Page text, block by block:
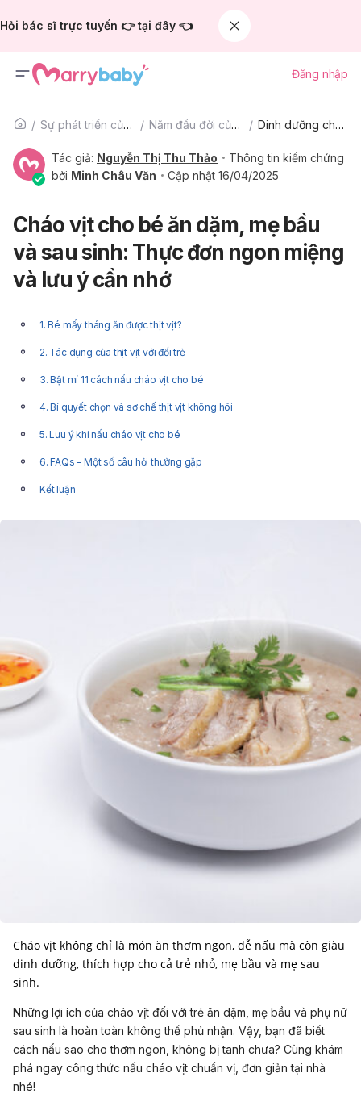
Hỏi bác sĩ trực tuyến 👉 tại đây 👈
Đăng nhập
Sự phát triển của trẻ Năm đầu đời của bé Dinh dưỡng cho bé
Tác giả: Nguyễn Thị Thu Thảo
Thông tin kiểm chứng
bởi Minh Châu Văn Cập nhật 16/04/2025
Cháo vịt cho bé ăn dặm, mẹ bầu
và sau sinh: Thực đơn ngon miệng
và lưu ý cần nhớ
1. Bé mấy tháng ăn được thịt vịt?
2. Tác dụng của thịt vịt với đối trẻ
3. Bật mí 11 cách nấu cháo vịt cho bé
4. Bí quyết chọn và sơ chế thịt vịt không hôi
5. Lưu ý khi nấu cháo vịt cho bé
6. FAQs - Một số câu hỏi thường gặp
Kết luận
Cháo vịt không chỉ là món ăn thơm ngon, dễ nấu mà còn giàu
dinh dưỡng, thích hợp cho cả trẻ nhỏ, mẹ bầu và mẹ sau
sinh.
Những lợi ích của cháo vịt đối với trẻ ăn dặm, mẹ bầu và phụ nữ
sau sinh là hoàn toàn không thể phủ nhận. Vậy, bạn đã biết
cách nấu sao cho thơm ngon, không bị tanh chưa? Cùng khám
phá ngay công thức nấu cháo vịt chuẩn vị, đơn giản tại nhà
nhé!